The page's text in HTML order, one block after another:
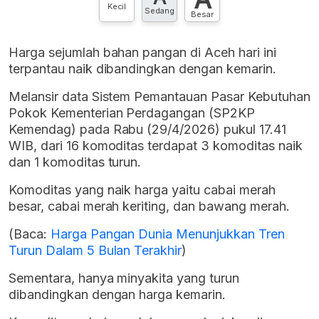
Kecil Sedang Besar
Harga sejumlah bahan pangan di Aceh hari ini
terpantau naik dibandingkan dengan kemarin.
Melansir data Sistem Pemantauan Pasar Kebutuhan
Pokok Kementerian Perdagangan (SP2KP
Kemendag) pada Rabu (29/4/2026) pukul 17.41
WIB, dari 16 komoditas terdapat 3 komoditas naik
dan 1 komoditas turun.
Komoditas yang naik harga yaitu cabai merah
besar, cabai merah keriting, dan bawang merah.
(Baca: Harga Pangan Dunia Menunjukkan Tren
Turun Dalam 5 Bulan Terakhir)
Sementara, hanya minyakita yang turun
dibandingkan dengan harga kemarin.